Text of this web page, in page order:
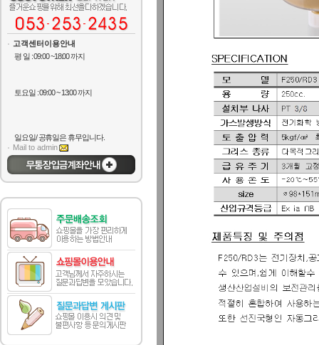
고객센터이용안내
평 일 : 09:00 ~18:00 까지
토요일 : 09:00 ~ 13:00 까지
일요일/ 공휴일은 휴무입니다.
Mail to admin